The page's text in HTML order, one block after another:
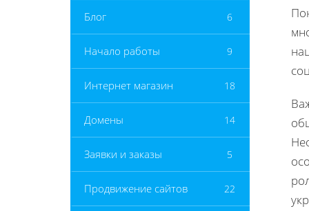
Блог 6
Начало работы 9
Интернет магазин 18
Домены 14
Заявки и заказы 5
Продвижение сайтов 22